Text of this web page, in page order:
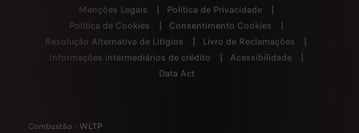
Menções Legais
Política de Privacidade
Política de Cookies
Consentimento Cookies
Resolução Alternativa de Litígios
Livro de Reclamações
Informações intermediários de crédito
Acessibilidade
Data Act
Combustão - WLTP